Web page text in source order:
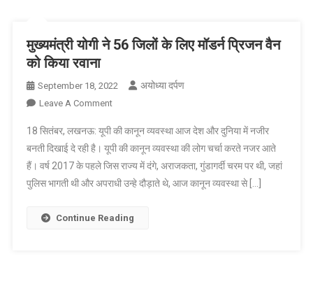
मुख्यमंत्री योगी ने 56 जिलों के लिए मॉडर्न प्रिजन वैन
को किया रवाना
September 18, 2022 अयोध्या दर्पण
Leave A CommentOn
योगी
ने
56
जिलों
लिए
18 सितंबर, लखनऊ: यूपी की कानून व्यवस्था आज देश और दुनिया में नजीर
बनती दिखाई दे रही है। यूपी की कानून व्यवस्था की लोग चर्चा करते नजर आते
हैं। वर्ष 2017 के पहले जिस राज्य में दंगे, अराजकता, गुंडागर्दी चरम पर थी, जहां
पुलिस भागती थी और अपराधी उन्हे दौड़ाते थे, आज कानून व्यवस्था से […]
Continue Reading